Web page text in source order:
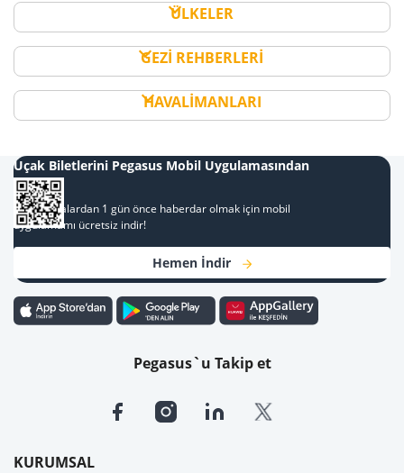
ÜLKELER
GEZİ REHBERLERİ
HAVALİMANLARI
KURUMSAL
Uçak Biletlerini Pegasus Mobil Uygulamasından
Al
Kampanyalardan 1 gün önce haberdar olmak için mobil
uygulamamı ücretsiz indir!
Hemen İndir
Pegasus`u Takip et